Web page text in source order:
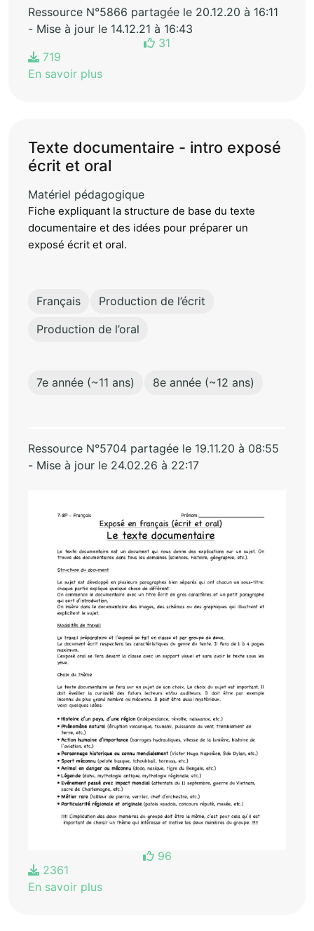
Ressource N°5866 partagée le 20.12.20 à 16:11
- Mise à jour le 14.12.21 à 16:43
31
719
En savoir plus
Texte documentaire - intro exposé
écrit et oral
Matériel pédagogique
Fiche expliquant la structure de base du texte
documentaire et des idées pour préparer un
exposé écrit et oral.
Français
Production de l’écrit
Production de l’oral
7e année (~11 ans) 8e année (~12 ans)
Ressource N°5704 partagée le 19.11.20 à 08:55
- Mise à jour le 24.02.26 à 22:17
96
2361
En savoir plus